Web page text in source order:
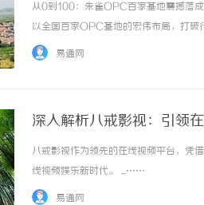
从0到100：朱雀OPC百家基地震撼落
以全国百家OPC基地的宏伟布局，打
雀AI董事长、朱雀智能董事长、朱雀
易通网
深入解析八戒影视：引领
八戒影视作为领先的在线视频平台，凭
线视频娱乐新时代。 ...……
易通网